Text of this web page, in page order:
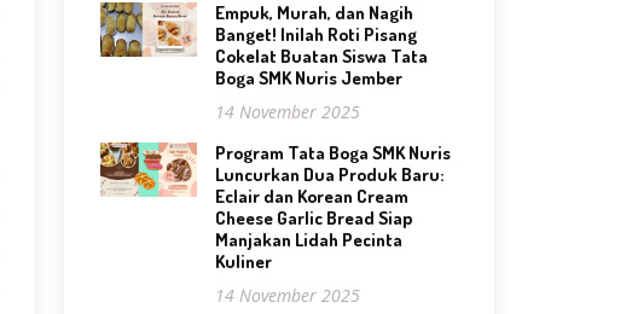
Empuk, Murah, dan Nagih
Banget! Inilah Roti Pisang
Cokelat Buatan Siswa Tata
Boga SMK Nuris Jember
14 November 2025
Program Tata Boga SMK Nuris
Luncurkan Dua Produk Baru:
Eclair dan Korean Cream
Cheese Garlic Bread Siap
Manjakan Lidah Pecinta
Kuliner
14 November 2025